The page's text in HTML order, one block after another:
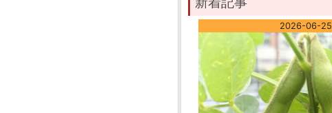
2026-06-25